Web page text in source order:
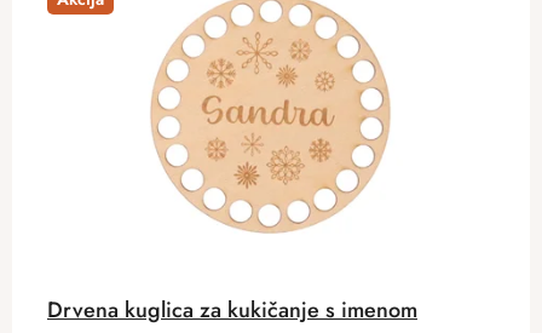
Drvena kuglica za kukičanje s imenom